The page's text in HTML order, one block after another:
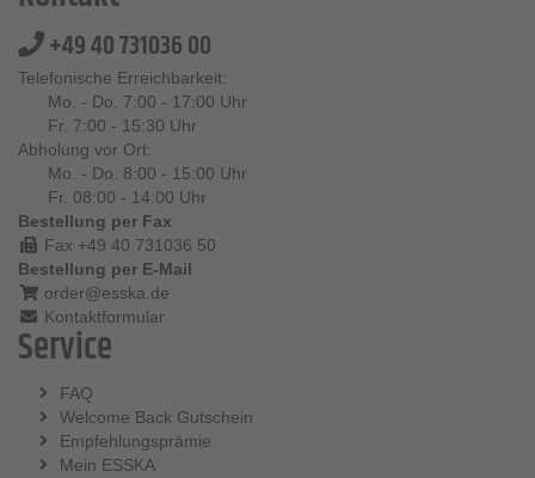
+49 40 731036 00
Telefonische Erreichbarkeit:
Mo. - Do. 7:00 - 17:00 Uhr
Fr. 7:00 - 15:30 Uhr
Abholung vor Ort:
Mo. - Do. 8:00 - 15:00 Uhr
Fr. 08:00 - 14:00 Uhr
Bestellung per Fax
Fax +49 40 731036 50
Bestellung per E-Mail
order@esska.de
Kontaktformular
Service
FAQ
Welcome Back Gutschein
Empfehlungsprämie
Mein ESSKA